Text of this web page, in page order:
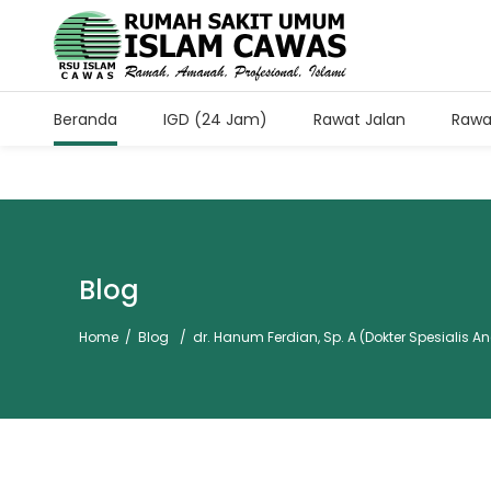
Jam Kunjung Pasien
Beranda IGD (24 Jam) Rawat Jalan
Blog
Home / Blog / dr. Hanum Ferdian, Sp. A (Dokter Spesialis